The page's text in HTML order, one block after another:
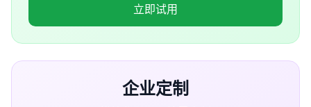
立即试用
企业定制